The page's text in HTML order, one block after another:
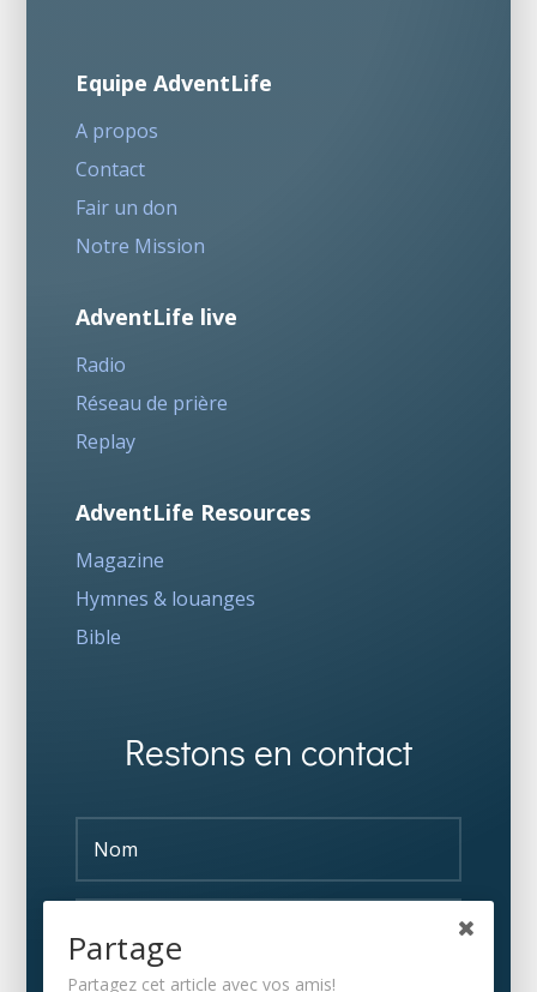
Equipe AdventLife
A propos
Contact
Fair un don
Notre Mission
AdventLife live
Radio
Réseau de prière
Replay
AdventLife Resources
Magazine
Hymnes & louanges
Bible
Restons en contact
Partage
Partagez cet article avec vos amis!